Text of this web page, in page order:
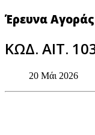
Έρευνα
ΚΩΔ. ΑΙΤ.
20 Μάι 2026